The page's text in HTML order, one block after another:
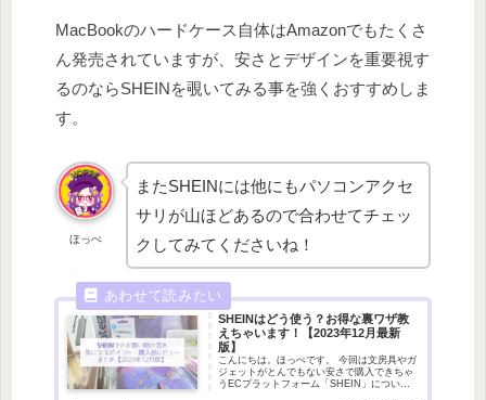
MacBookのハードケース自体はAmazonでもたくさ
ん発売されていますが、安さとデザインを重要視す
るのならSHEINを覗いてみる事を強くおすすめしま
す。
ほっぺ
またSHEINには他にもパソコンアクセ
サリが山ほどあるので合わせてチェッ
クしてみてくださいね！
SHEINはどう使う？お得な裏ワザ教
えちゃいます！【2023年12月最新
版】
こんにちは。ほっぺです。 今回は文房具やガ
ジェットがとんでもない安さで購入できちゃ
うECプラットフォーム「SHEIN」について